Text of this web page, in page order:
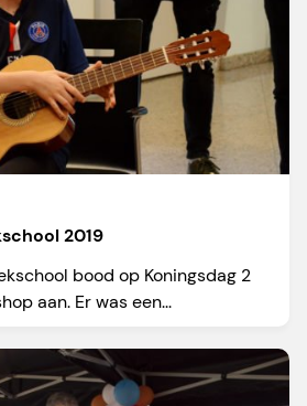
2019
bood op Koningsdag 2
aan. Er was een...